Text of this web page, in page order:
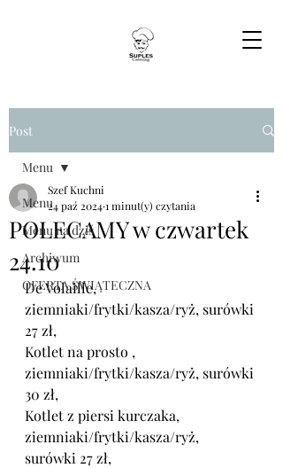
Post
Menu
Menu na dziś
Archiwum
OFERTA ŚWIĄTECZNA
Menu
POLECAMY w czwartek
24.10
Szef Kuchni
24 paź 20241 minut(y) czytania
De Volaille,
ziemniaki/frytki/kasza/ryż, surówki
27 zł,
Kotlet na prosto ,
ziemniaki/frytki/kasza/ryż, surówki
30 zł,
Kotlet z piersi kurczaka,
ziemniaki/frytki/kasza/ryż,
surówki 27 zł,